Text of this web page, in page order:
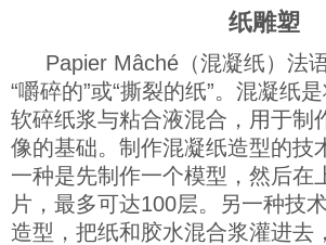
纸雕塑
Papier Mâché（混凝纸）法
“嚼碎的”或“撕裂的纸”。混凝纸
软碎纸浆与粘合液混合，用于制
像的基础。制作混凝纸造型的技
一种是先制作一个模型，然后在
片，最多可达100层。另一种技
造型，把纸和胶水混合浆灌进去